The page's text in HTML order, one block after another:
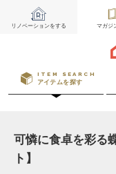
リノベーションをする マガジ
ITEM SEARCH
アイテムを探す
可憐に食卓を彩る
ト】